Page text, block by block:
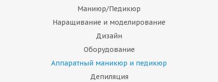
Маниюр/Педикюр
Наращивание и моделирование
Дизайн
Оборудование
Аппаратный маникюр и педикюр
Депиляция